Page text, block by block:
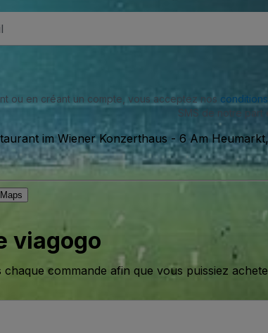
ou en créant un compte, vous acceptez nos
SMS de notre part
im Wiener Konzerthaus - 6 Am
viagogo
commande afin que vous puissiez